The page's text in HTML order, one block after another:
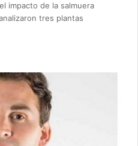
impacto de la salmuera
tres plantas